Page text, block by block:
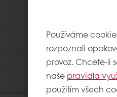
Používáme
rozpoznali
provoz. Chcete-li
naše pravidla
použitím všech